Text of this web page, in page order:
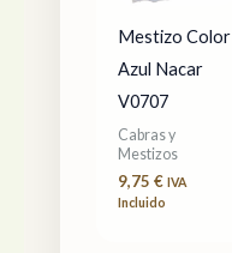
Mestizo Color
Azul Nacar
V0707
Cabras y
Mestizos
9,75 € IVA
Incluido